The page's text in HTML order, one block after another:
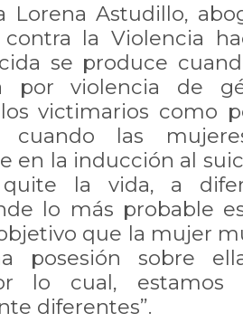
Lorena Astudillo,
la Violencia
se produce
por violencia de
victimarios como
cuando las
en la inducción al
la vida, a
lo más probable
que la mujer
posesión sobre
lo cual, estamos
diferentes”.